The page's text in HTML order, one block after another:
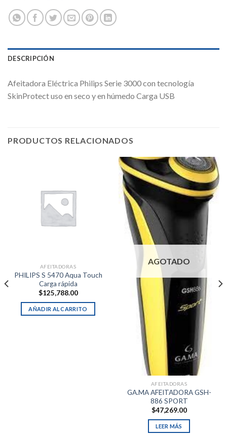
DESCRIPCIÓN
Afeitadora Eléctrica Philips Serie 3000 con tecnología
SkinProtect uso en seco y en húmedo Carga USB
PRODUCTOS RELACIONADOS
AFEITADORAS
PHILIPS S 5470 Aqua Touch
Carga rápida
$125,788.00
AÑADIR AL CARRITO
AGOTADO
AFEITADORAS
GA.MA AFEITADORA GSH-
886 SPORT
$47,269.00
LEER MÁS